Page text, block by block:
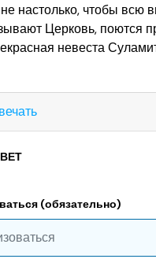
настолько, чтобы всю
Церковь, поются
невеста
(обязательно)